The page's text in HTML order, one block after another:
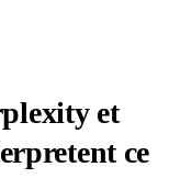
et
ce